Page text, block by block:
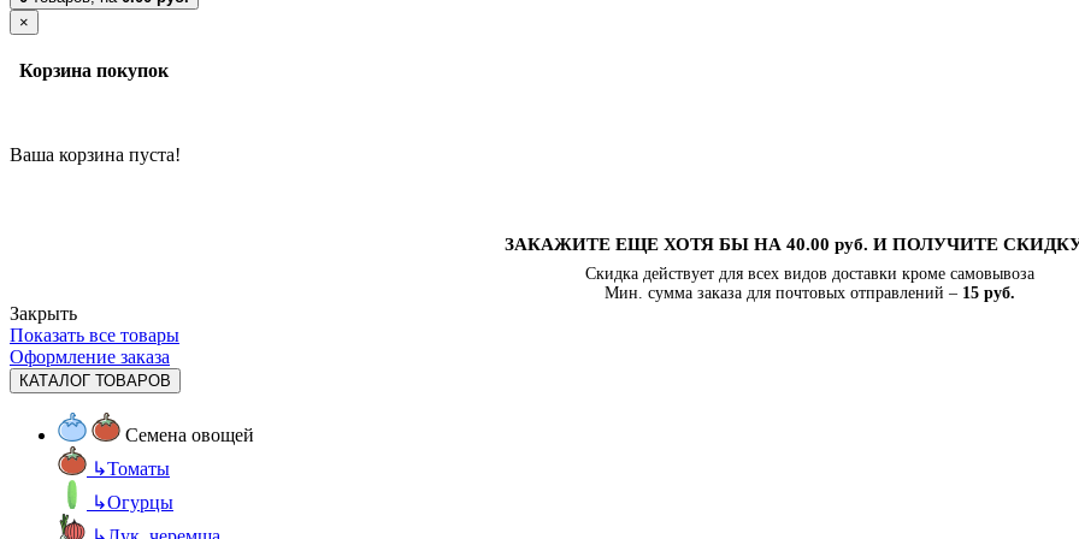
×
Корзина покупок
Ваша корзина пуста!
ЗАКАЖИТЕ ЕЩЕ ХОТЯ БЫ НА 40.00 руб. И ПОЛУЧИТЕ
Скидка действует для всех видов доставки кроме самовывоза
Мин. сумма заказа для почтовых отправлений – 15 руб.
Закрыть
Показать все товары
Оформление заказа
КАТАЛОГ ТОВАРОВ
Семена овощей
↳Томаты
↳Огурцы